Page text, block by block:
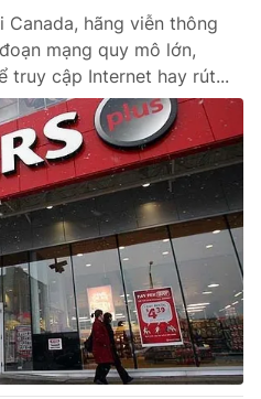
Canada, hãng viễn thông
mạng quy mô lớn,
truy cập Internet hay rút...